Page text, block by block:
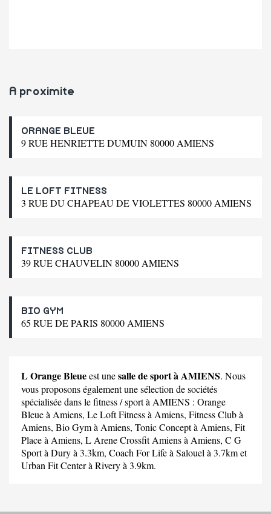
A proximite
ORANGE BLEUE
9 RUE HENRIETTE DUMUIN 80000 AMIENS
LE LOFT FITNESS
3 RUE DU CHAPEAU DE VIOLETTES 80000 AMIENS
FITNESS CLUB
39 RUE CHAUVELIN 80000 AMIENS
BIO GYM
65 RUE DE PARIS 80000 AMIENS
L Orange Bleueest unesalle de sport à AMIENS. Nous
vous proposons également une sélection de sociétés
spécialisée dans le fitness / sport à AMIENS : Orange
Bleueà Amiens, Le Loft Fitnessà Amiens, Fitness Clubà
Amiens, Bio Gymà Amiens, Tonic Conceptà Amiens, Fit
Placeà Amiens, L Arene Crossfit Amiensà Amiens, C G
Sportà Dury à 3.3km, Coach For Lifeà Salouel à 3.7km et
Urban Fit Centerà Rivery à 3.9km.